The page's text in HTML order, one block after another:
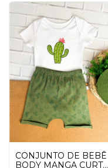
CONJUNTO DE BEBÊ
BODY MANGA CURTA